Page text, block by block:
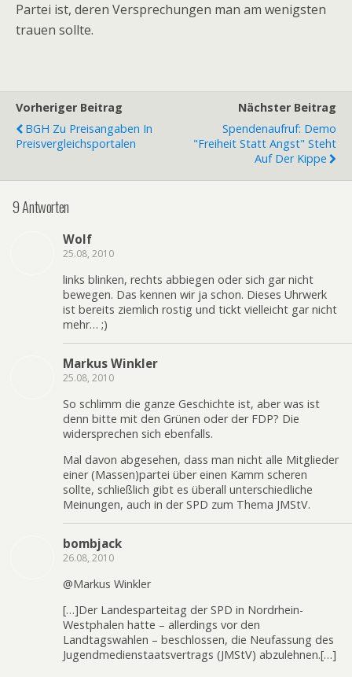
Partei ist, deren Versprechungen man am wenigsten
trauen sollte.
Vorheriger Beitrag
BGH Zu Preisangaben In
Preisvergleichsportalen
Nächster Beitrag
Spendenaufruf: Demo
"Freiheit Statt Angst" Steht
Auf Der Kippe
9 Antworten
Wolf
25.08, 2010
links blinken, rechts abbiegen oder sich gar nicht
bewegen. Das kennen wir ja schon. Dieses Uhrwerk
ist bereits ziemlich rostig und tickt vielleicht gar nicht
mehr… ;)
Markus Winkler
25.08, 2010
So schlimm die ganze Geschichte ist, aber was ist
denn bitte mit den Grünen oder der FDP? Die
widersprechen sich ebenfalls.
Mal davon abgesehen, dass man nicht alle Mitglieder
einer (Massen)partei über einen Kamm scheren
sollte, schließlich gibt es überall unterschiedliche
Meinungen, auch in der SPD zum Thema JMStV.
bombjack
26.08, 2010
@Markus Winkler
[…]Der Landesparteitag der SPD in Nordrhein-
Westphalen hatte – allerdings vor den
Landtagswahlen – beschlossen, die Neufassung des
Jugendmedienstaatsvertrags (JMStV) abzulehnen.[…]